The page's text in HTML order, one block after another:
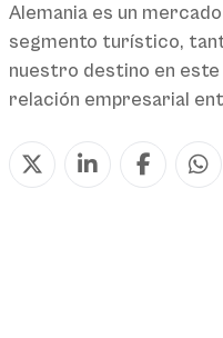
Alemania es un
segmento turístico,
nuestro destino en
relación empresarial